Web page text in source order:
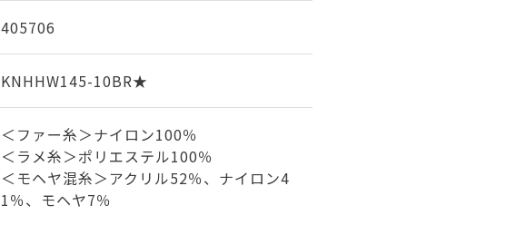
405706
KNHHW145-10BR★
＜ファー糸＞ナイロン100％
＜ラメ糸＞ポリエステル100％
＜モヘヤ混糸＞アクリル52％、ナイロン4
1％、モヘヤ7％